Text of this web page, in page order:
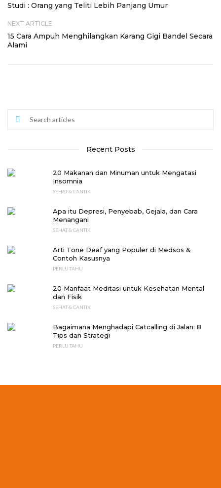
Studi : Orang yang Teliti Lebih Panjang Umur
NEXT ARTICLE
15 Cara Ampuh Menghilangkan Karang Gigi Bandel Secara
Alami
Recent Posts
20 Makanan dan Minuman untuk Mengatasi
Insomnia
SEHAT & CANTIK
Apa itu Depresi, Penyebab, Gejala, dan Cara
Menangani
SEHAT & CANTIK
Arti Tone Deaf yang Populer di Medsos &
Contoh Kasusnya
PERLU TAHU
20 Manfaat Meditasi untuk Kesehatan Mental
dan Fisik
SEHAT & CANTIK
Bagaimana Menghadapi Catcalling di Jalan: 8
Tips dan Strategi
PERLU TAHU